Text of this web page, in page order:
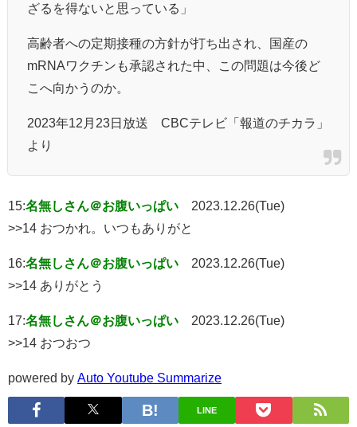
ざるを得ないと思っている」
高齢者への定期接種の方針が打ち出され、国産の
mRNAワクチンも承認された中、この問題は今後ど
こへ向かうのか。
2023年12月23日放送 CBCテレビ「報道のチカラ」
より
15:名無しさん＠お腹いっぱい
2023.12.26(Tue)
>>14 おつかれ。いつもありがと
16:名無しさん＠お腹いっぱい
2023.12.26(Tue)
>>14 ありがとう
17:名無しさん＠お腹いっぱい
2023.12.26(Tue)
>>14 おつおつ
powered by Auto Youtube Summarize
LINE